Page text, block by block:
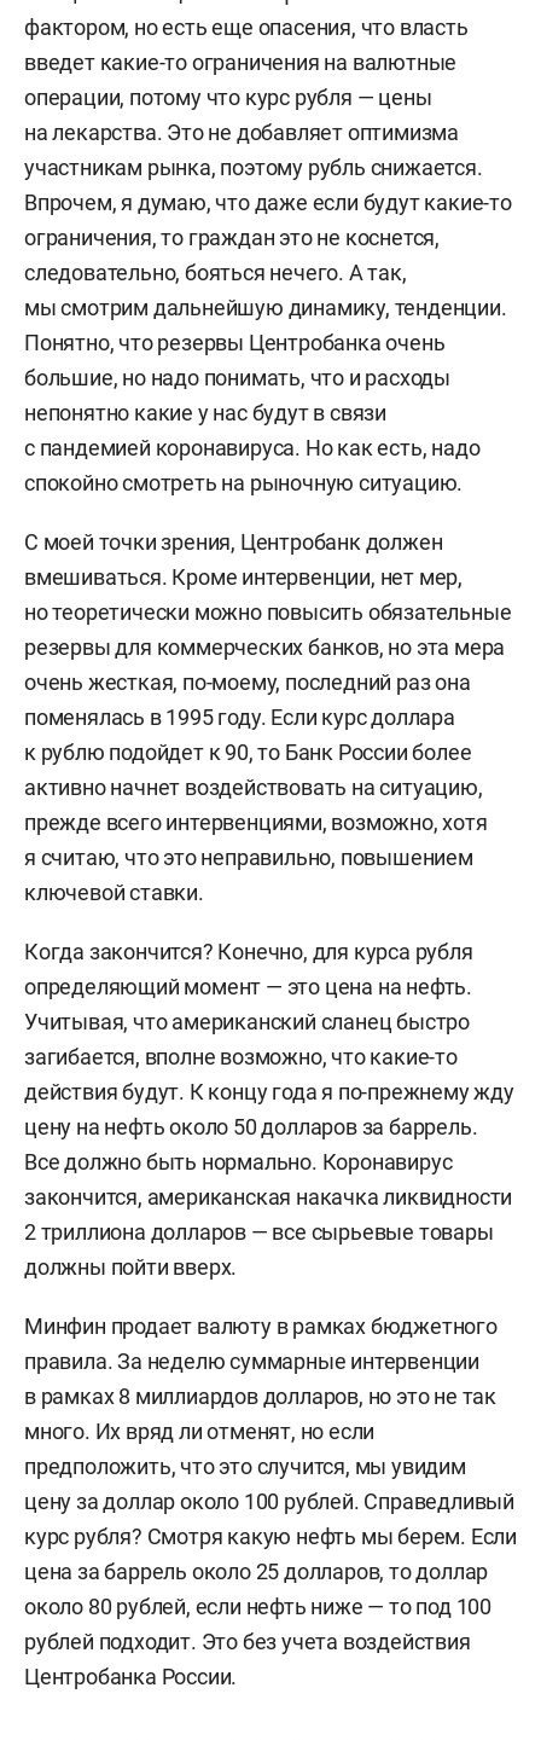
фактором, но есть еще опасения, что власть
введет какие-то ограничения на валютные
операции, потому что курс рубля — цены
на лекарства. Это не добавляет оптимизма
участникам рынка, поэтому рубль снижается.
Впрочем, я думаю, что даже если будут какие-то
ограничения, то граждан это не коснется,
следовательно, бояться нечего. А так,
мы смотрим дальнейшую динамику, тенденции.
Понятно, что резервы Центробанка очень
большие, но надо понимать, что и расходы
непонятно какие у нас будут в связи
с пандемией коронавируса. Но как есть, надо
спокойно смотреть на рыночную ситуацию.
С моей точки зрения, Центробанк должен
вмешиваться. Кроме интервенции, нет мер,
но теоретически можно повысить обязательные
резервы для коммерческих банков, но эта мера
очень жесткая, по-моему, последний раз она
поменялась в 1995 году. Если курс доллара
к рублю подойдет к 90, то Банк России более
активно начнет воздействовать на ситуацию,
прежде всего интервенциями, возможно, хотя
я считаю, что это неправильно, повышением
ключевой ставки.
Когда закончится? Конечно, для курса рубля
определяющий момент — это цена на нефть.
Учитывая, что американский сланец быстро
загибается, вполне возможно, что какие-то
действия будут. К концу года я по-прежнему жду
цену на нефть около 50 долларов за баррель.
Все должно быть нормально. Коронавирус
закончится, американская накачка ликвидности
2 триллиона долларов — все сырьевые товары
должны пойти вверх.
Минфин продает валюту в рамках бюджетного
правила. За неделю суммарные интервенции
в рамках 8 миллиардов долларов, но это не так
много. Их вряд ли отменят, но если
предположить, что это случится, мы увидим
цену за доллар около 100 рублей. Справедливый
курс рубля? Смотря какую нефть мы берем. Если
цена за баррель около 25 долларов, то доллар
около 80 рублей, если нефть ниже — то под 100
рублей подходит. Это без учета воздействия
Центробанка России.